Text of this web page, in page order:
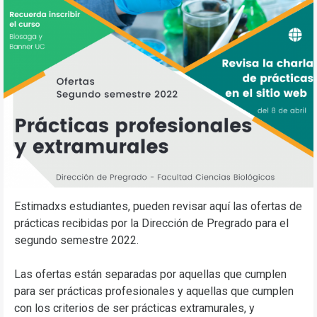
Estimadxs estudiantes, pueden revisar aquí las ofertas de
prácticas recibidas por la Dirección de Pregrado para el
segundo semestre 2022.
Las ofertas están separadas por aquellas que cumplen
para ser prácticas profesionales y aquellas que cumplen
con los criterios de ser prácticas extramurales, y